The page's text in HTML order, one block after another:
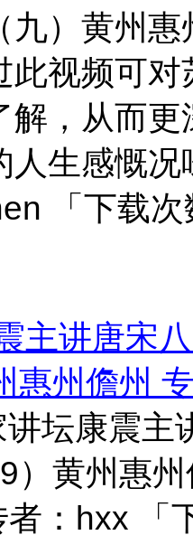
九）黄州惠
此视频可对
解，从而更
人生感慨况
「下载
主讲唐宋
惠州儋州
坛康震主
）黄州惠
：hxx 「